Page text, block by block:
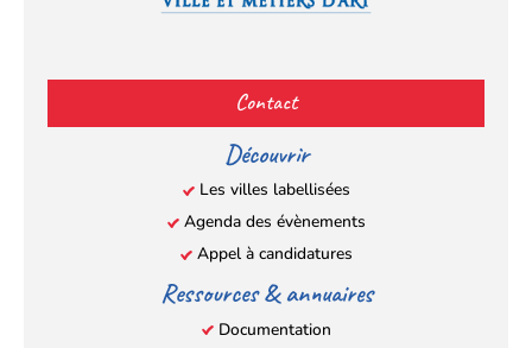
(s’ouvre
dans
un
nouvel
onglet)
(s’ouvre
dans
un
nouvel
onglet)
(s’ouvre
dans
un
nouvel
onglet)
(s’ouvre
un
nouvel
onglet)
Contact
Découvrir
Les villes labellisées
Agenda des évènements
Appel à candidatures
Ressources & annuaires
Documentation